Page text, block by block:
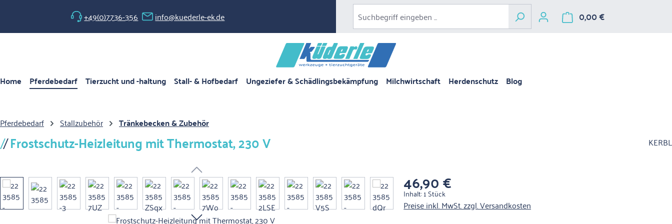
Hauptinhalt springen
Zur Hauptnavigation springen+49(0)7736-356 info@kuederle-ek.de 0,00 €Warenkorb
Home Pferdebedarf Tierzucht und -haltung Stall- & Hofbedarf Ungeziefer & Schädlingsbekämpfung Milchwirtschaft Herdenschutz Blog
Pferdebedarf Stallzubehör Tränkebecken & Zubehör
Frostschutz-Heizleitung mit Thermostat, 230 V KERBL
Bildergalerie überspringen Regulärer Preis:
46,90 €
Inhalt:1 Stück
Preise inkl. MwSt. zzgl. Versandkosten